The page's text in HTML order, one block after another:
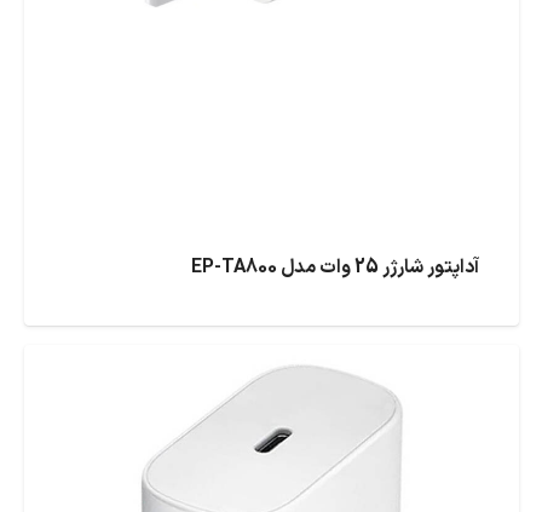
آداپتور شارژر 25 وات مدل EP-TA800